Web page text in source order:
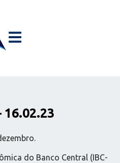
16.02.23
do Banco Central (IBC-